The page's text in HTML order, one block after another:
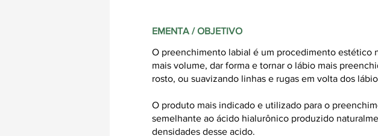
EMENTA / OBJETIVO
O preenchimento labial é um procedimento
mais volume, dar forma e tornar o lábio mais
rosto, ou suavizando linhas e rugas em volta dos
O produto mais indicado e utilizado para o
semelhante ao ácido hialurônico produzido
densidades desse acido.